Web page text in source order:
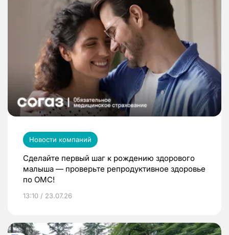
Новости компаний
Сделайте первый шаг к рождению здорового
малыша — проверьте репродуктивное здоровье
по ОМС!
13:10 / 23.07.26